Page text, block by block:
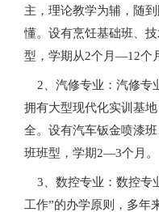
主，理论教学为辅，随
懂。设有烹饪基础班、
型，学期从2个月—12个
2、汽修专业：汽修专
拥有大型现代化实训基
全。设有汽车钣金喷漆
班班型，学期2—3个月。
3、数控专业：数控专
工作”的办学原则，多年